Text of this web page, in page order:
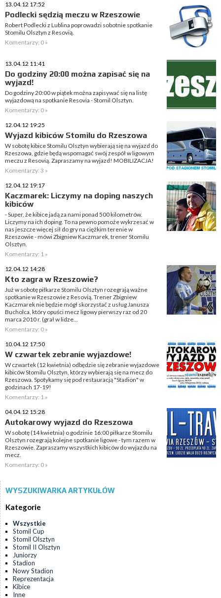
13.04.12 17:52
Podlecki sędzią meczu w Rzeszowie
Robert Podlecki z Lublina poprowadzi sobotnie spotkanie
Stomilu Olsztyn z Resovią.
Komentarzy: 0 »
13.04.12 11:41
Do godziny 20:00 można zapisać się na
wyjazd!
Do godziny 20:00 w piątek można zapisywać się na listę
wyjazdową na spotkanie Resovia - Stomil Olsztyn.
Komentarzy: 0 »
12.04.12 19:25
Wyjazd kibiców Stomilu do Rzeszowa
W sobotę kibice Stomilu Olsztyn wybierają się na wyjazd do
Rzeszowa, gdzie będą wspomagać swój zespół w ligowym
meczu z Resovią. Zapraszamy na wyjazd! MOBILIZACJA!
Komentarzy: 3 »
12.04.12 19:17
Kaczmarek: Liczymy na doping naszych
kibiców
- Super, że kibice jadą za nami ponad 500 kilometrów.
Liczymy na ich doping. To na pewno pomoże wykrzesać w
nas jeszcze więcej sił do gry na ciężkim terenie w
Rzeszowie - mówi Zbigniew Kaczmarek, trener Stomilu
Olsztyn.
Komentarzy: 1 »
12.04.12 14:28
Kto zagra w Rzeszowie?
Już w sobotę piłkarze Stomilu Olsztyn rozegrają ważne
spotkanie w Rzeszowie z Resovią. Trener Zbigniew
Kaczmarek nie będzie mógł skorzystać z usług Janusza
Bucholca, który opuści mecz ligowy pierwszy raz od 20
marca 2010 r. (grał w lidze...
Komentarzy: 0 »
10.04.12 17:50
W czwartek zebranie wyjazdowe!
W czwartek (12 kwietnia) odbędzie się zebranie wyjazdowe
kibiców Stomilu Olsztyn, którzy wybierają się na mecz do
Rzeszowa. Spotykamy się pod restauracją "Stadion" w
godzinach 17-19!
Komentarzy: 1 »
04.04.12 15:28
Autokarowy wyjazd do Rzeszowa
W sobotę (14 kwietnia) o godzinie 16:00 piłkarze Stomilu
Olsztyn rozegrają kolejne spotkanie ligowe - tym razem w
Rzeszowie. Zapraszamy wszystkich kibiców do wyjazdu na
mecz.
Komentarzy: 0 »
WYSZUKIWARKA ARTYKUŁÓW
Kategorie
Wszystkie
Stomil Cup
Stomil Olsztyn
Stomil II Olsztyn
Juniorzy
Stadion
Nowy Stadion
Reprezentacja
Kibice
Inne